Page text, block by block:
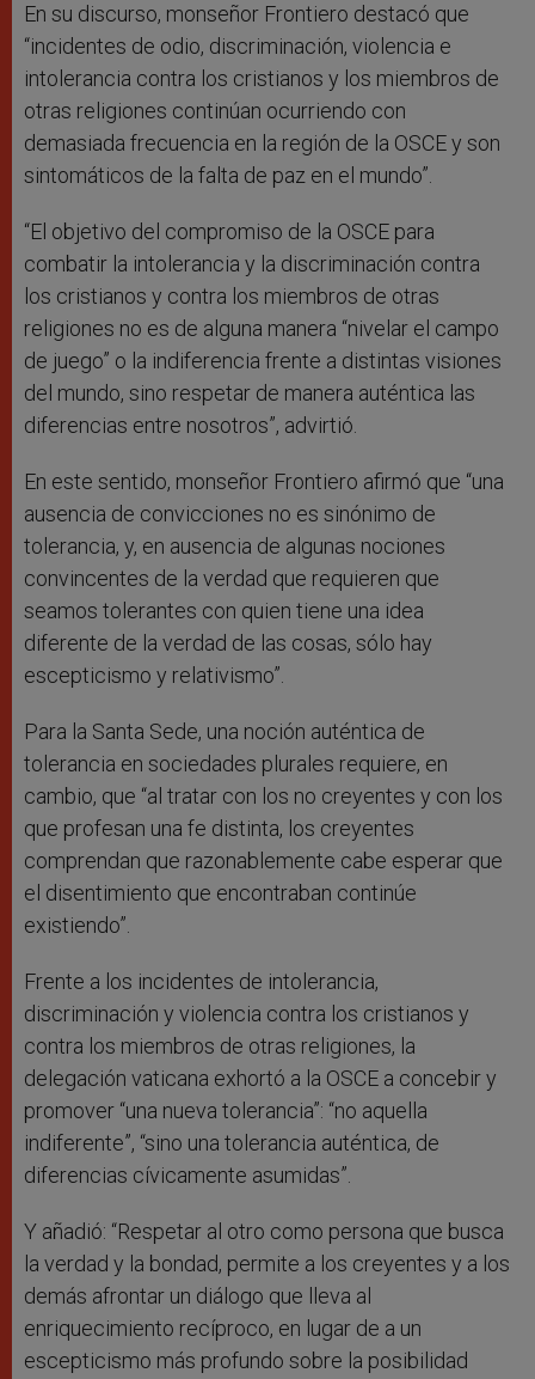
En su discurso, monseñor Frontiero destacó que
“incidentes de odio, discriminación, violencia e
intolerancia contra los cristianos y los miembros de
otras religiones continúan ocurriendo con
demasiada frecuencia en la región de la OSCE y son
sintomáticos de la falta de paz en el mundo”.
“El objetivo del compromiso de la OSCE para
combatir la intolerancia y la discriminación contra
los cristianos y contra los miembros de otras
religiones no es de alguna manera “nivelar el campo
de juego” o la indiferencia frente a distintas visiones
del mundo, sino respetar de manera auténtica las
diferencias entre nosotros”, advirtió.
En este sentido, monseñor Frontiero afirmó que “una
ausencia de convicciones no es sinónimo de
tolerancia, y, en ausencia de algunas nociones
convincentes de la verdad que requieren que
seamos tolerantes con quien tiene una idea
diferente de la verdad de las cosas, sólo hay
escepticismo y relativismo”.
Para la Santa Sede, una noción auténtica de
tolerancia en sociedades plurales requiere, en
cambio, que “al tratar con los no creyentes y con los
que profesan una fe distinta, los creyentes
comprendan que razonablemente cabe esperar que
el disentimiento que encontraban continúe
existiendo”.
Frente a los incidentes de intolerancia,
discriminación y violencia contra los cristianos y
contra los miembros de otras religiones, la
delegación vaticana exhortó a la OSCE a concebir y
promover “una nueva tolerancia”: “no aquella
indiferente”, “sino una tolerancia auténtica, de
diferencias cívicamente asumidas”.
Y añadió: “Respetar al otro como persona que busca
la verdad y la bondad, permite a los creyentes y a los
demás afrontar un diálogo que lleva al
enriquecimiento recíproco, en lugar de a un
escepticismo más profundo sobre la posibilidad